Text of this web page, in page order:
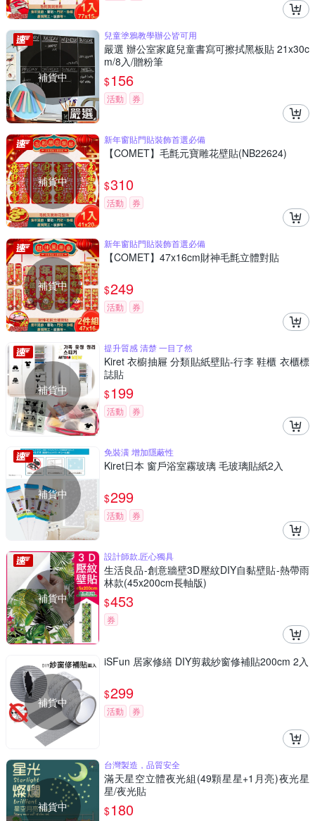
補貨中
兒童塗鴉教學辦公皆可用
嚴選 辦公室家庭兒童書寫可擦拭黑板貼 21x30c
m/8入/贈粉筆
$156
活動 券
補貨中
新年窗貼門貼裝飾首選必備
【COMET】毛氈元寶雕花壁貼(NB22624)
$310
活動 券
補貨中
新年窗貼門貼裝飾首選必備
【COMET】47x16cm財神毛氈立體對貼
$249
活動 券
補貨中
提升質感 清楚 一目了然
Kiret 衣櫥抽屜 分類貼紙壁貼-行李 鞋櫃 衣櫃標
誌貼
$199
活動 券
補貨中
免裝潢 增加隱蔽性
Kiret日本 窗戶浴室霧玻璃 毛玻璃貼紙2入
$299
活動 券
補貨中
設計師款,匠心獨具
生活良品-創意牆壁3D壓紋DIY自黏壁貼-熱帶雨
林款(45x200cm長軸版)
$453
券
補貨中
iSFun 居家修繕 DIY剪裁紗窗修補貼200cm 2入
$299
活動 券
補貨中
台灣製造，品質安全
滿天星空立體夜光組(49顆星星+1月亮)夜光星
星/夜光貼
$180